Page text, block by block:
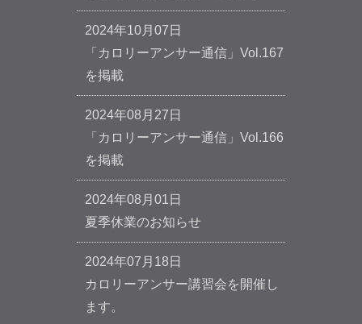
2024年10月07日
「カロリーアンサー通信」Vol.167
を掲載
2024年08月27日
「カロリーアンサー通信」Vol.166
を掲載
2024年08月01日
夏季休業のお知らせ
2024年07月18日
カロリーアンサー講習会を開催し
ます。